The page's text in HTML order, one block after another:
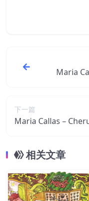
Maria
下一篇
Maria Callas –
相关文章